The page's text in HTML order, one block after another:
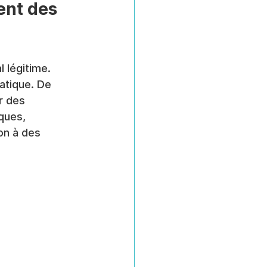
des
légitime.
De
des
à des